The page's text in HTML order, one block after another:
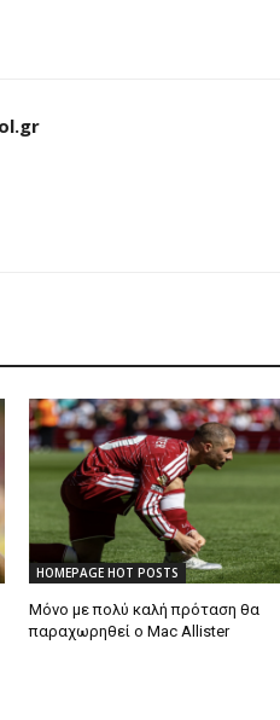
HOMEPAGE HOT POSTS
Μόνο με πολύ καλή πρόταση θα
παραχωρηθεί ο Mac Allister